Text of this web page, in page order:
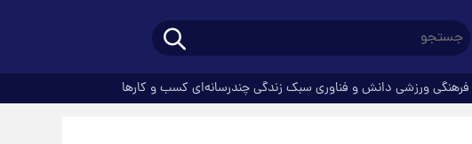
فرهنگیورزشی دانش و فناوری سبک زندگیچندرسانه‌ای کسب و کارها